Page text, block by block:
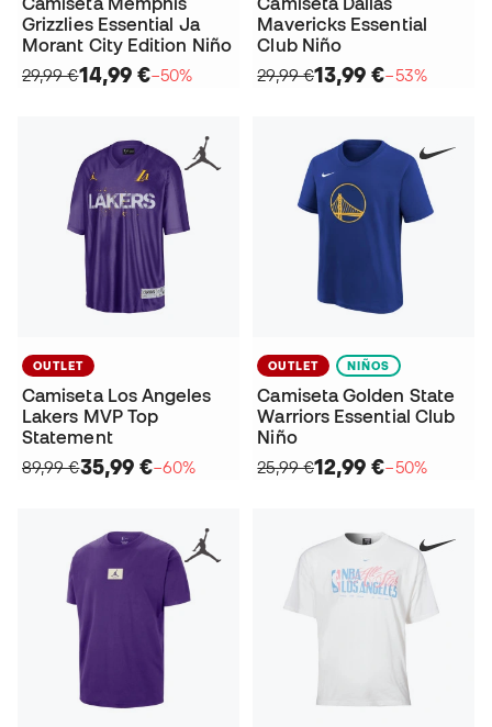
Grizzlies Essential Ja
Morant City Edition Niño
29,99 €14,99 €−50%
Mavericks Essential
Club Niño
29,99 €13,99 €−53%
OUTLET
Camiseta Los Angeles
Lakers MVP Top
Statement
89,99 €35,99 €−60%
OUTLET NIÑOS
Camiseta Golden State
Warriors Essential Club
Niño
25,99 €12,99 €−50%